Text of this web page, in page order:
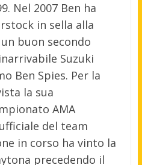
Nel 2007 Ben ha
in sella alla
buon secondo
Suzuki
Ben Spies. Per la
la sua
AMA
del team
in corso ha vinto la
precedendo il